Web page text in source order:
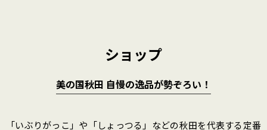
ショップ
美の国秋田 自慢の逸品が勢ぞろい！
「いぶりがっこ」や「しょっつる」などの秋田を代表する定番